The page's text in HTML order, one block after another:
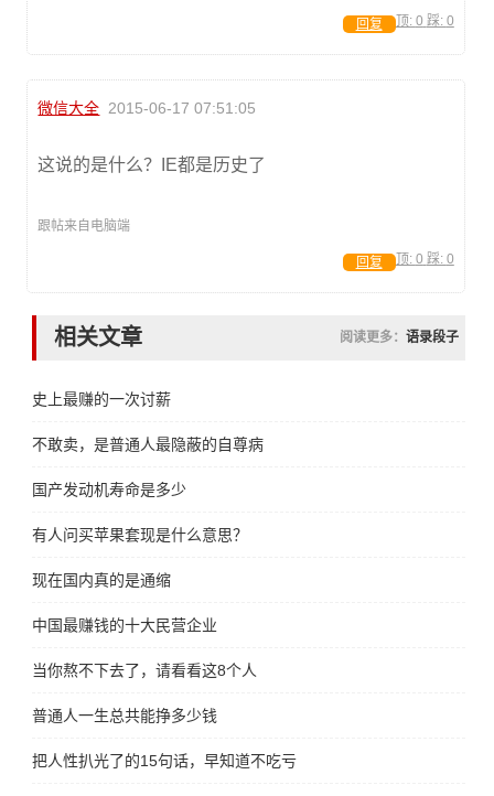
顶: 0 踩: 0
回复
微信大全 2015-06-17 07:51:05
这说的是什么？IE都是历史了
跟帖来自电脑端
顶: 0 踩: 0
回复
相关文章 阅读更多： 语录段子
史上最赚的一次讨薪
不敢卖，是普通人最隐蔽的自尊病
国产发动机寿命是多少
有人问买苹果套现是什么意思？
现在国内真的是通缩
中国最赚钱的十大民营企业
当你熬不下去了，请看看这8个人
普通人一生总共能挣多少钱
把人性扒光了的15句话，早知道不吃亏